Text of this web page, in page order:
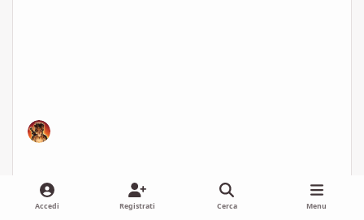
Peran ValenhartVenerdì alle 15:11
Accedi Registrati Cerca Menu